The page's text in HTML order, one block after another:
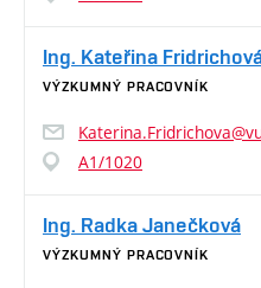
Ing. Kateřina
VÝZKUMNÝ PRACOVNÍK
A1/1020
Ing. Radka Janečková
VÝZKUMNÝ PRACOVNÍK